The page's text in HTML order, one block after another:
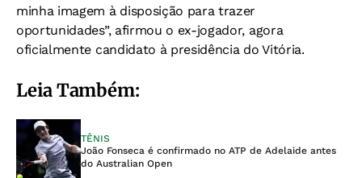
minha imagem à disposição para trazer
oportunidades”, afirmou o ex-jogador, agora
oficialmente candidato à presidência do Vitória.
Leia Também:
TÊNIS
João Fonseca é confirmado no ATP de Adelaide antes
do Australian Open